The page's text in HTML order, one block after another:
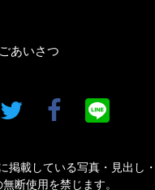
あいさつ
掲載している写真・見出し
無断使用を禁じます。